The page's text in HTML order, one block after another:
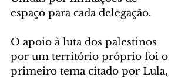
espaço para cada delegação.
O apoio à luta dos palestinos
por um território próprio foi o
primeiro tema citado por Lula,